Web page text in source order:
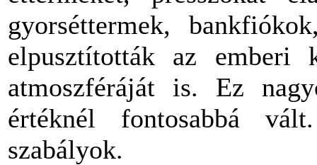
gyorséttermek,
elpusztították az emberi
atmoszféráját is. Ez
értéknél fontosabbá
szabályok.